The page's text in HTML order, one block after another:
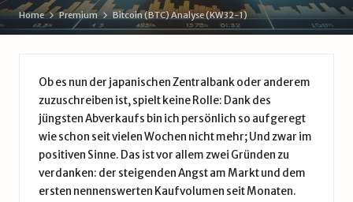
d
e
Home Premium Bitcoin (BTC) Analyse (KW32-1)
Ob es nun der japanischen Zentralbank oder anderem
zuzuschreiben ist, spielt keine Rolle: Dank des
jüngsten Abverkaufs bin ich persönlich so aufgeregt
wie schon seit vielen Wochen nicht mehr; Und zwar im
positiven Sinne. Das ist vor allem zwei Gründen zu
verdanken: der steigenden Angst am Markt und dem
ersten nennenswerten Kaufvolumen seit Monaten.